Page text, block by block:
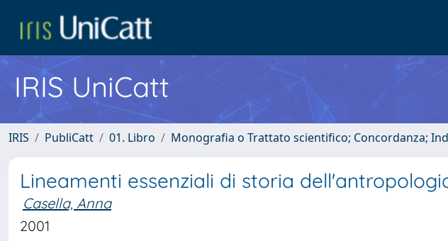
IRIS UniCatt
IRIS PubliCatt 01. Libro Monografia o Trattato scientifico; Concordanza;
Lineamenti essenziali di storia
Casella, Anna
2001